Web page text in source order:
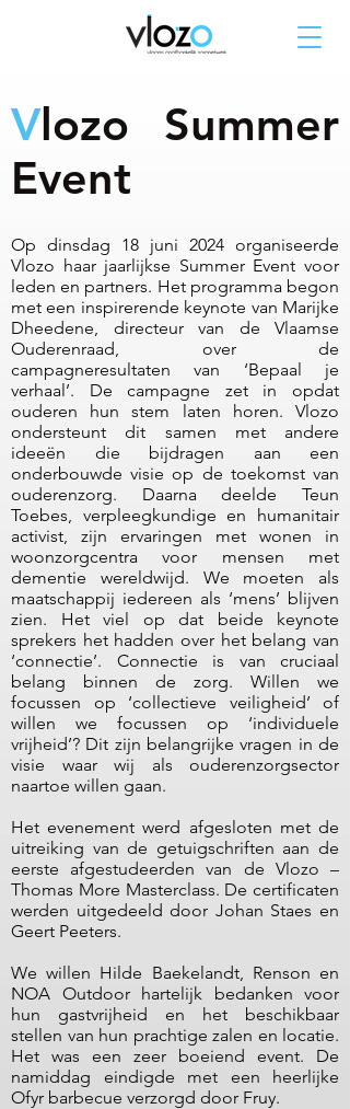
Vlozo Summer
Event
Op dinsdag 18 juni 2024 organiseerde
Vlozo haar jaarlijkse Summer Event voor
leden en partners. Het programma begon
met een inspirerende keynote van Marijke
Dheedene, directeur van de Vlaamse
Ouderenraad, over de
campagneresultaten van ‘Bepaal je
verhaal’. De campagne zet in opdat
ouderen hun stem laten horen. Vlozo
ondersteunt dit samen met andere
ideeën die bijdragen aan een
onderbouwde visie op de toekomst van
ouderenzorg. Daarna deelde Teun
Toebes, verpleegkundige en humanitair
activist, zijn ervaringen met wonen in
woonzorgcentra voor mensen met
dementie wereldwijd. We moeten als
maatschappij iedereen als ‘mens’ blijven
zien. Het viel op dat beide keynote
sprekers het hadden over het belang van
‘connectie’. Connectie is van cruciaal
belang binnen de zorg. Willen we
focussen op ‘collectieve veiligheid’ of
willen we focussen op ‘individuele
vrijheid’? Dit zijn belangrijke vragen in de
visie waar wij als ouderenzorgsector
naartoe willen gaan.
Het evenement werd afgesloten met de
uitreiking van de getuigschriften aan de
eerste afgestudeerden van de Vlozo –
Thomas More Masterclass. De certificaten
werden uitgedeeld door Johan Staes en
Geert Peeters.
We willen Hilde Baekelandt, Renson en
NOA Outdoor hartelijk bedanken voor
hun gastvrijheid en het beschikbaar
stellen van hun prachtige zalen en locatie.
Het was een zeer boeiend event. De
namiddag eindigde met een heerlijke
Ofyr barbecue verzorgd door Fruy.